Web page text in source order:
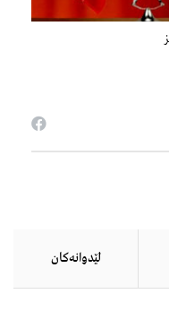
لێدوانەكان